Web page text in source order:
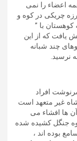
اعضاء را نمی
چریکی در کوه و
با ”
یافت که از این
چند شبانه
نرسید.
افراد
غیر متعهد است
آن ها افشاء می
جنگل کشیده شده
بوده اند ،